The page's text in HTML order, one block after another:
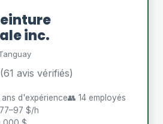
inc.
(61 avis vérifiés)
ans d'expérience👥 14 employés
$/h